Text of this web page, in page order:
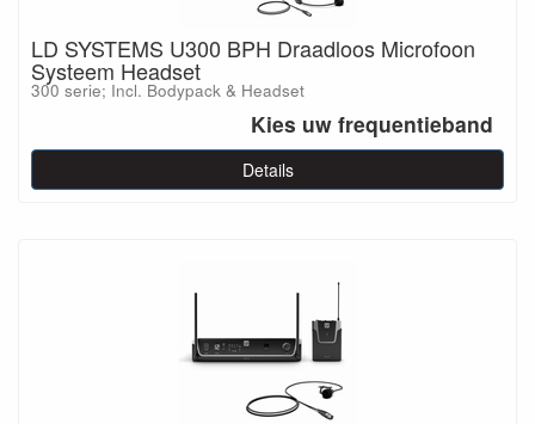
LD SYSTEMS U300 BPH Draadloos Microfoon
Systeem Headset
300 serie; Incl. Bodypack & Headset
Kies uw frequentieband
Details